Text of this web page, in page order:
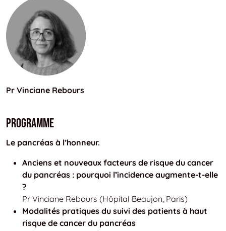
Pr Vinciane Rebours
Programme
Le pancréas à l’honneur.
Anciens et nouveaux facteurs de risque du cancer
du pancréas : pourquoi l’incidence augmente-t-elle
?
Pr Vinciane Rebours (Hôpital Beaujon, Paris)
Modalités pratiques du suivi des patients à haut
risque de cancer du pancréas